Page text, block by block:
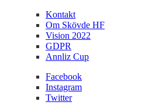
Kontakt
Om Skövde HF
Vision 2022
GDPR
Annliz Cup
Facebook
Instagram
Twitter